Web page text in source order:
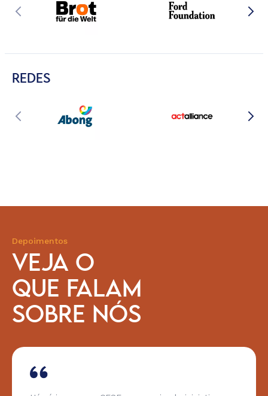
REDES
Depoimentos
VEJA O
QUE FALAM
SOBRE NÓS